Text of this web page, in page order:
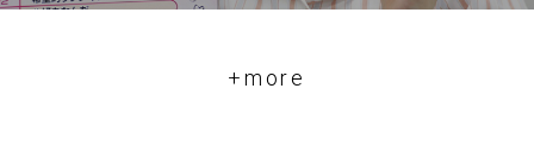
+more